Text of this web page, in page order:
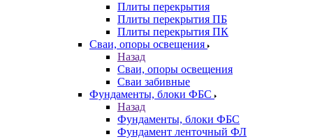
Плиты перекрытия
Плиты перекрытия ПБ
Плиты перекрытия ПК
Сваи, опоры освещения
Назад
Сваи, опоры освещения
Сваи забивные
Фундаменты, блоки ФБС
Назад
Фундаменты, блоки ФБС
Фундамент ленточный ФЛ